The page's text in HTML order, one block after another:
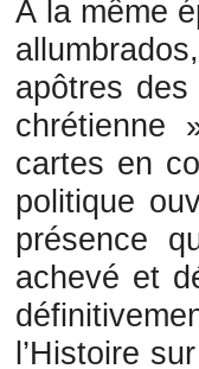
À la même
apôtres
chrétienne
cartes en
politique
présence
achevé et
l’Histoire